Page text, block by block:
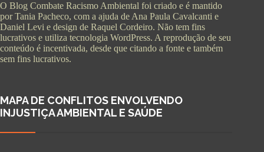
O Blog Combate Racismo Ambiental foi criado e é mantido
por Tania Pacheco, com a ajuda de Ana Paula Cavalcanti e
Daniel Levi e design de Raquel Cordeiro. Não tem fins
lucrativos e utiliza tecnologia WordPress. A reprodução de seu
conteúdo é incentivada, desde que citando a fonte e também
sem fins lucrativos.
MAPA DE CONFLITOS ENVOLVENDO
INJUSTIÇA AMBIENTAL E SAÚDE